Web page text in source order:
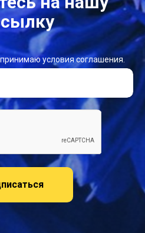
условия соглашения.